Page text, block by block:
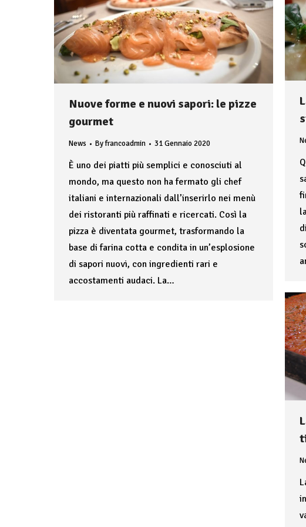
Nuove forme e nuovi sapori: le pizze
gourmet
News Byfrancoadmin 31 Gennaio 2020
È uno dei piatti più semplici e conosciuti al
mondo, ma questo non ha fermato gli chef
italiani e internazionali dall’inserirlo nei menù
dei ristoranti più raffinati e ricercati. Così la
pizza è diventata gourmet, trasformando la
base di farina cotta e condita in un’esplosione
di sapori nuovi, con ingredienti rari e
accostamenti audaci. La…